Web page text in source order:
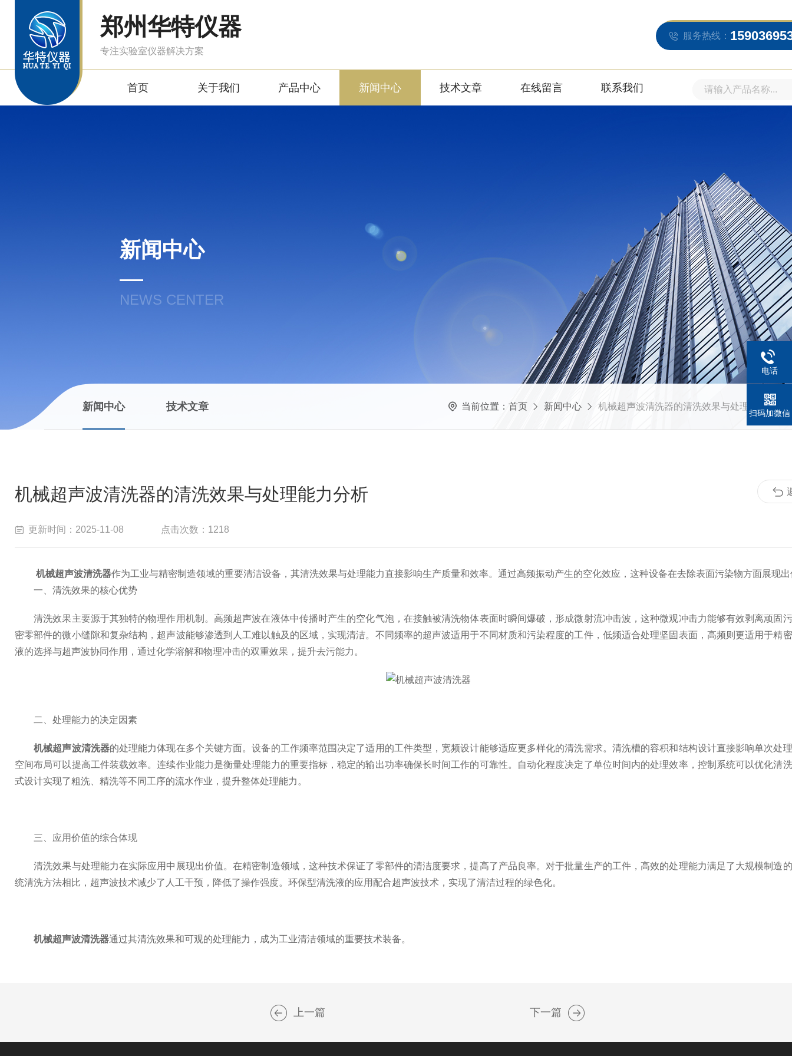
郑州华特仪器
专注实验室仪器解决方案
服务热线：
首页 关于我们 产品中心 新闻中心 技术文章 在线留言 联系我们
新闻中心
NEWS CENTER
新闻中心 技术文章 当前位置： 首页 新闻中心 机械超声波清洗器的清洗效果与处理能力分析
机械超声波清洗器的清洗效果与处理能力分析
更新时间：2025-11-08 点击次数：1218
机械超声波清洗器作为工业与精密制造领域的重要清洁设备，其清洗效果与处理能力直接影响生产质量和效率。通过高频振动产生的空化效应，这种设备在去除表面污染物方面展现
一、清洗效果的核心优势
清洗效果主要源于其独特的物理作用机制。高频超声波在液体中传播时产生的空化气泡，在接触被清洗物体表面时瞬间爆破，形成微射流冲击波，这种微观冲击力能够有效剥离顽固
密零部件的微小缝隙和复杂结构，超声波能够渗透到人工难以触及的区域，实现清洁。不同频率的超声波适用于不同材质和污染程度的工件，低频适合处理坚固表面，高频则更适用于精
液的选择与超声波协同作用，通过化学溶解和物理冲击的双重效果，提升去污能力。
二、处理能力的决定因素
机械超声波清洗器的处理能力体现在多个关键方面。设备的工作频率范围决定了适用的工件类型，宽频设计能够适应更多样化的清洗需求。清洗槽的容积和结构设计直接影响单次处
空间布局可以提高工件装载效率。连续作业能力是衡量处理能力的重要指标，稳定的输出功率确保长时间工作的可靠性。自动化程度决定了单位时间内的处理效率，控制系统可以优化清
式设计实现了粗洗、精洗等不同工序的流水作业，提升整体处理能力。
三、应用价值的综合体现
清洗效果与处理能力在实际应用中展现出价值。在精密制造领域，这种技术保证了零部件的清洁度要求，提高了产品良率。对于批量生产的工件，高效的处理能力满足了大规模制造
统清洗方法相比，超声波技术减少了人工干预，降低了操作强度。环保型清洗液的应用配合超声波技术，实现了清洁过程的绿色化。
机械超声波清洗器通过其清洗效果和可观的处理能力，成为工业清洁领域的重要技术装备。
上一篇 下一篇
电话
扫码加微信